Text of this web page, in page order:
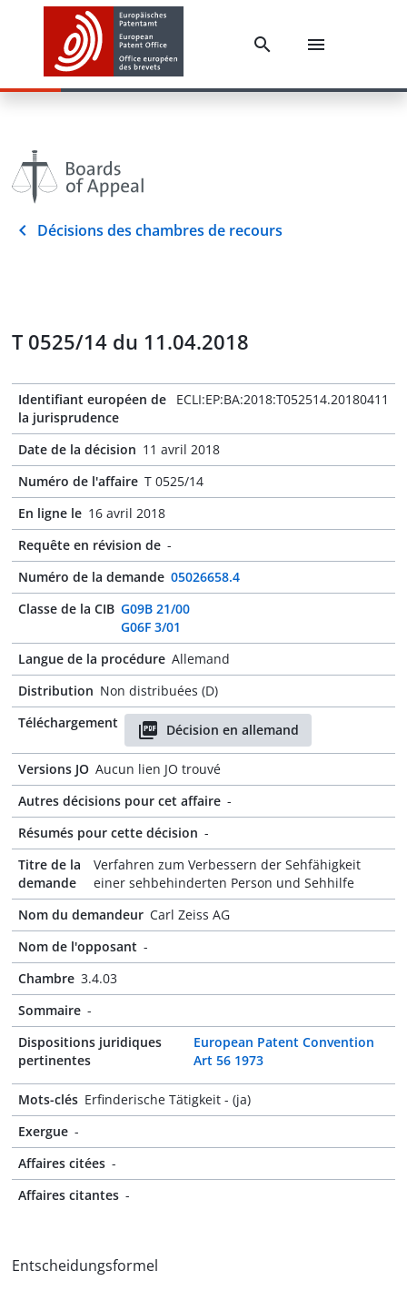
Décisions des chambres de recours
T 0525/14 du 11.04.2018
Identifiant européen de
la jurisprudence
ECLI:EP:BA:2018:T052514.20180411
Date de la décision 11 avril 2018
Numéro de l'affaire T 0525/14
En ligne le 16 avril 2018
Requête en révision de -
Numéro de la demande 05026658.4
Classe de la CIB G09B 21/00
G06F 3/01
Langue de la procédure Allemand
Distribution Non distribuées (D)
Téléchargement
Décision en allemand
Versions JO Aucun lien JO trouvé
Autres décisions pour cet affaire -
Résumés pour cette décision -
Titre de la
demande
Verfahren zum Verbessern der Sehfähigkeit
einer sehbehinderten Person und Sehhilfe
Nom du demandeur Carl Zeiss AG
Nom de l'opposant -
Chambre 3.4.03
Sommaire -
Dispositions juridiques
pertinentes
European Patent Convention
Art 56 1973
Mots-clés Erfinderische Tätigkeit - (ja)
Exergue -
Affaires citées -
Affaires citantes -
Entscheidungsformel